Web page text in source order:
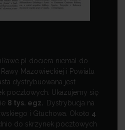
dociera niemal do
Mazowieckiej i Powiatu
dystrybuowana jest
pocztowych. Ukazujemy się
8 tys. egz. Dystrybucja na
i Głuchowa. Około 4
do skrzynek pocztowych